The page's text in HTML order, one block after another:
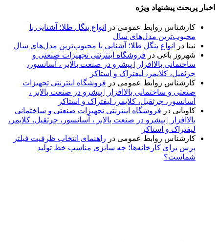
اخبار پربحث پیشنهاد ویژه
کارشناس روابط عمومی در
انواع بنگل طلا؛ آشنایی با
محبوب‌ترین مدل‌های سال
نینا در
انواع بنگل طلا؛ آشنایی با محبوب‌ترین مدل‌های سال
شهروز باغی در فروشگاه اینترنتی تجهیزات صنعتی و
ساختمانی بالاافزار | پیشرو در صنعت بالابر ، آسانسور،
جرثقیل، کلایمر، لیفتراک و استاکر
کارشناس روابط عمومی در فروشگاه اینترنتی تجهیزات
صنعتی و ساختمانی بالاافزار | پیشرو در صنعت بالابر ،
آسانسور، جرثقیل، کلایمر، لیفتراک و استاکر
کاویانی در فروشگاه اینترنتی تجهیزات صنعتی و ساختمانی
بالاافزار | پیشرو در صنعت بالابر ، آسانسور، جرثقیل، کلایمر،
لیفتراک و استاکر
کارشناس روابط عمومی در راهنمای انتخاب ظرفیت فیلتر
پرس برای کارخانه‌ها؛ چه سایزی مناسب خط تولید
شماست؟